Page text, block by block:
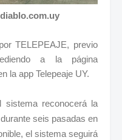
TELEPEAJE, previo
a la página
la app Telepeaje UY.
sistema reconocerá la
seis pasadas en
el sistema seguirá